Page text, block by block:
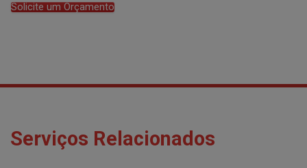
Solicite um Orçamento
Serviços Relacionados